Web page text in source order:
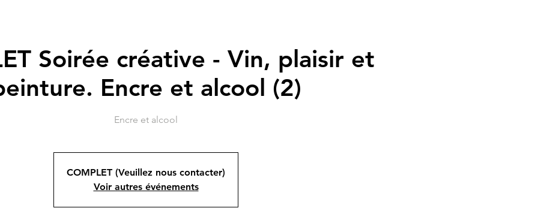
Soirée créative - Vin, plaisir et
Encre et alcool (2)
Encre et alcool
COMPLET (Veuillez nous contacter)
Voir autres événements